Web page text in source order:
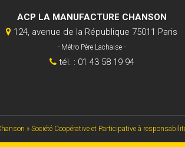
ACP LA MANUFACTURE CHANSON
124, avenue de la République 75011 Paris
- Métro Père Lachaise -
tél. : 01 43 58 19 94
» Société Coopérative et Participative à